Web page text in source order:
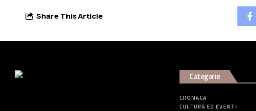
Share This Article
Categorie
CRONACA
CULTURA ED EVENTI